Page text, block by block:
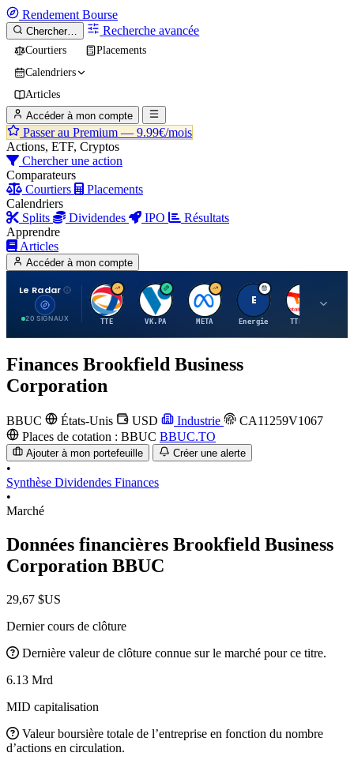
Rendement Bourse
Chercher… Recherche avancée
Courtiers
Placements
Calendriers
Articles
Accéder à mon compte
Passer au Premium — 9.99€/mois
Actions, ETF, Cryptos
Chercher une action
Comparateurs
Courtiers
Placements
Calendriers
Splits
Dividendes IPO
Résultats
Apprendre
Articles
Accéder à mon compte
Le Radar
20 SIGNAUX
T
TTE
V
VK.PA
M
META
E
Energie
T
TTE.PA
Finances Brookfield Business
Corporation
BBUC États-Unis USD Industrie
CA11259V1067
Places de cotation : BBUC BBUC.TO
Ajouter à mon portefeuille Créer une alerte
•
Synthèse Dividendes Finances
•
Marché
Données financières Brookfield Business
Corporation BBUC
29,67 $US
Dernier cours de clôture
Dernière valeur de clôture connue sur le marché pour ce titre.
6.13 Mrd
MID capitalisation
Valeur boursière totale de l’entreprise en fonction du nombre
d’actions en circulation.